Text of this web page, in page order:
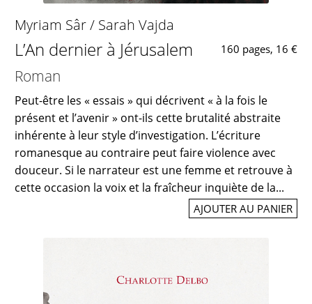
Myriam Sâr / Sarah Vajda
L’An dernier à Jérusalem 160 pages, 16 €
Roman
Peut-être les « essais » qui décrivent « à la fois le
présent et l’avenir » ont-ils cette brutalité abstraite
inhérente à leur style d’investigation. L’écriture
romanesque au contraire peut faire violence avec
douceur. Si le narrateur est une femme et retrouve à
cette occasion la voix et la fraîcheur inquiète de la...
AJOUTER AU PANIER